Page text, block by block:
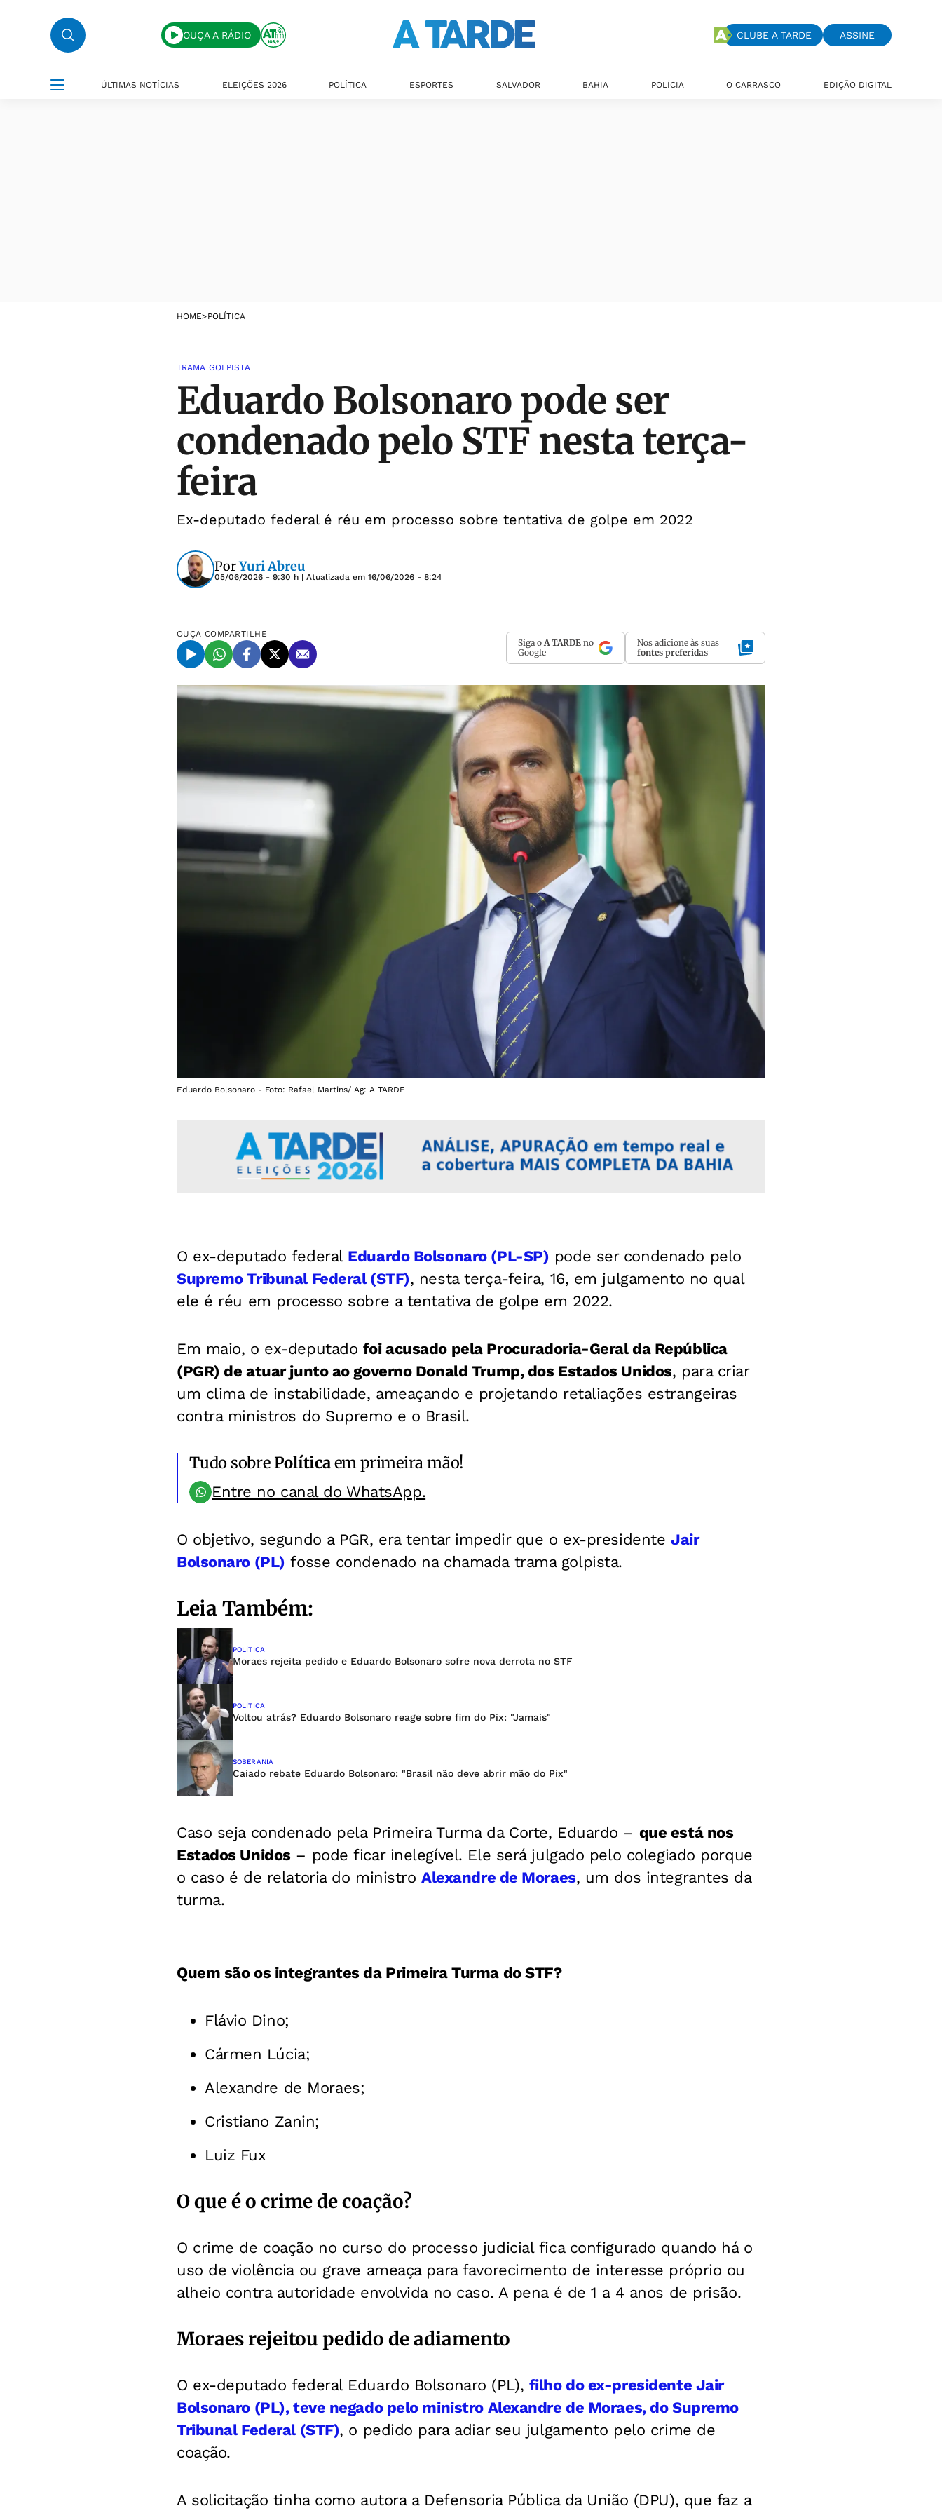
OUÇA A RÁDIO CLUBE A TARDE ASSINE
ÚLTIMAS NOTÍCIAS ELEIÇÕES 2026 POLÍTICA ESPORTES SALVADOR BAHIA POLÍCIA O CARRASCO EDIÇÃO DIGITAL
HOME>POLÍTICA
TRAMA GOLPISTA
Eduardo Bolsonaro pode ser
condenado pelo STF nesta terça-
feira
Ex-deputado federal é réu em processo sobre tentativa de golpe em 2022
PorYuri Abreu
05/06/2026 - 9:30 h | Atualizada em 16/06/2026 - 8:24
OUÇA COMPARTILHE
Siga o A TARDE no
Google
Nos adicione às suas
fontes preferidas
Eduardo Bolsonaro - Foto: Rafael Martins/ Ag: A TARDE
O ex-deputado federal Eduardo Bolsonaro (PL-SP) pode ser condenado pelo
Supremo Tribunal Federal (STF), nesta terça-feira, 16, em julgamento no qual
ele é réu em processo sobre a tentativa de golpe em 2022.
Em maio, o ex-deputado foi acusado pela Procuradoria-Geral da República
(PGR) de atuar junto ao governo Donald Trump, dos Estados Unidos, para criar
um clima de instabilidade, ameaçando e projetando retaliações estrangeiras
contra ministros do Supremo e o Brasil.
Tudo sobrePolíticaem primeira mão!
Entre no canal do WhatsApp.
O objetivo, segundo a PGR, era tentar impedir que o ex-presidente Jair
Bolsonaro (PL) fosse condenado na chamada trama golpista.
Leia Também:
POLÍTICA
Moraes rejeita pedido e Eduardo Bolsonaro sofre nova derrota no STF
POLÍTICA
Voltou atrás? Eduardo Bolsonaro reage sobre fim do Pix: "Jamais"
SOBERANIA
Caiado rebate Eduardo Bolsonaro: "Brasil não deve abrir mão do Pix"
Caso seja condenado pela Primeira Turma da Corte, Eduardo – que está nos
Estados Unidos – pode ficar inelegível. Ele será julgado pelo colegiado porque
o caso é de relatoria do ministroAlexandre de Moraes, um dos integrantes da
turma.
Quem são os integrantes da Primeira Turma do STF?
Flávio Dino;
Cármen Lúcia;
Alexandre de Moraes;
Cristiano Zanin;
Luiz Fux
O que é o crime de coação?
O crime de coação no curso do processo judicial fica configurado quando há o
uso de violência ou grave ameaça para favorecimento de interesse próprio ou
alheio contra autoridade envolvida no caso. A pena é de 1 a 4 anos de prisão.
Moraes rejeitou pedido de adiamento
O ex-deputado federal Eduardo Bolsonaro (PL), filho do ex-presidente Jair
Bolsonaro (PL), teve negado pelo ministro Alexandre de Moraes, do Supremo
Tribunal Federal (STF), o pedido para adiar seu julgamento pelo crime de
coação.
A solicitação tinha como autora a Defensoria Pública da União (DPU), que faz a